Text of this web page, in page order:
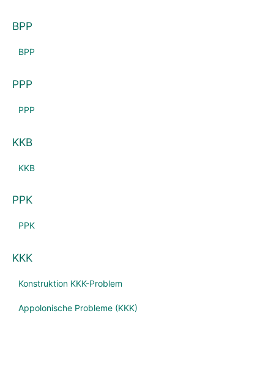
BPP
BPP
PPP
PPP
KKB
KKB
PPK
PPK
KKK
Konstruktion KKK-Problem
Appolonische Probleme (KKK)